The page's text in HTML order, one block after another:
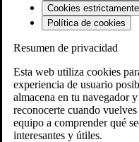
Se está creando el
publicará en breve
Cookies
Política de cookies
Resumen de privacidad
Esta web utiliza cookies
experiencia de usuario
almacena en tu navegador
reconocerte cuando
equipo a comprender qué
interesantes y útiles.